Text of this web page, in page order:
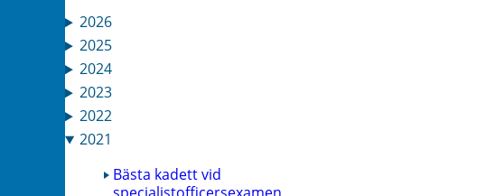
2026
2025
2024
2023
2022
2021
Bästa kadett vid